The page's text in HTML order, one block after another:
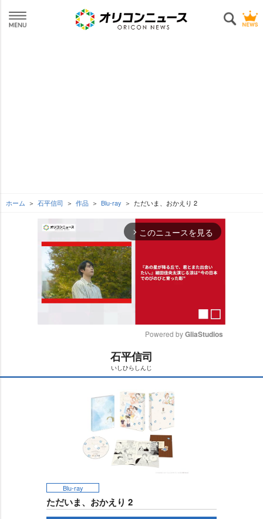
ホーム 石平信司 作品 Blu-ray ただいま、おかえり 2
arrow_forward_ios このニュースを見る
t
Powered by GliaStudios
石平信司
いしひらしんじ
Blu-ray
ただいま、おかえり 2